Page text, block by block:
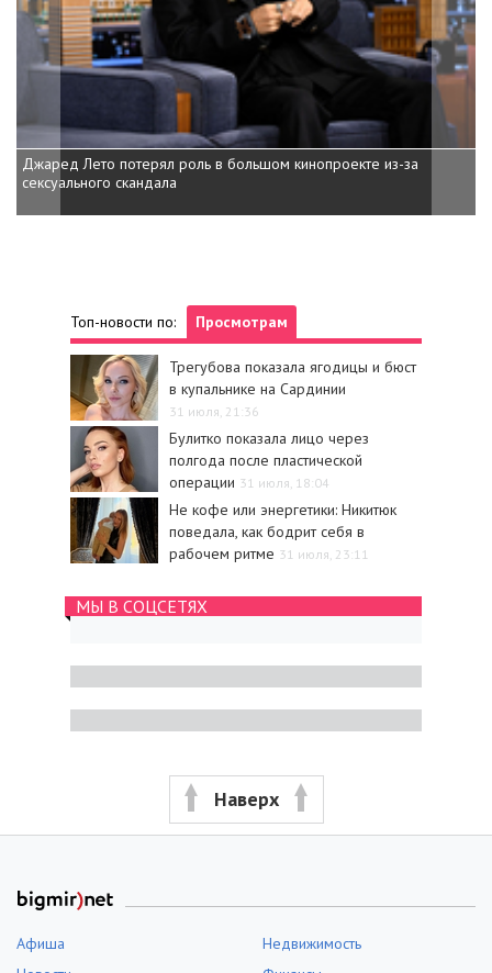
Джаред Лето потерял роль в большом кинопроекте из-за
сексуального скандала
Топ-новости по: Просмотрам
Трегубова показала ягодицы и бюст
в купальнике на Сардинии
31 июля, 21:36
Булитко показала лицо через
полгода после пластической
операции 31 июля, 18:04
Не кофе или энергетики: Никитюк
поведала, как бодрит себя в
рабочем ритме 31 июля, 23:11
МЫ В СОЦСЕТЯХ
Наверх
Афиша
Недвижимость